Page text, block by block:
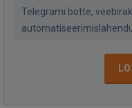
Telegrami botte,